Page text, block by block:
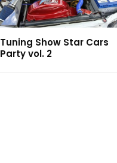
Tuning Show Star Cars
Party vol. 2